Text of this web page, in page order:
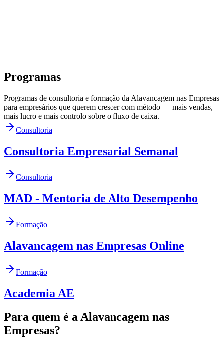
Programas
Programas de consultoria e formação da Alavancagem nas Empresas
para empresários que querem crescer com método — mais vendas,
mais lucro e mais controlo sobre o fluxo de caixa.
Consultoria
Consultoria Empresarial Semanal
Consultoria
MAD - Mentoria de Alto Desempenho
Formação
Alavancagem nas Empresas Online
Formação
Academia AE
Para quem é a Alavancagem nas
Empresas?